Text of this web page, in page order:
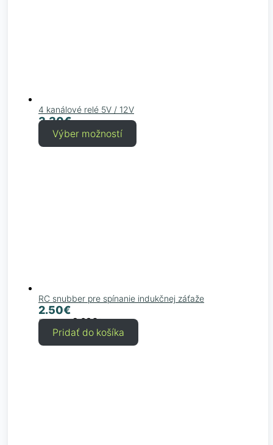
4 kanálové relé 5V / 12V
3.30€
Výber možností
RC snubber pre spínanie indukčnej záťaže
2.50€
(bez DPH2.03€)
Pridať do košíka